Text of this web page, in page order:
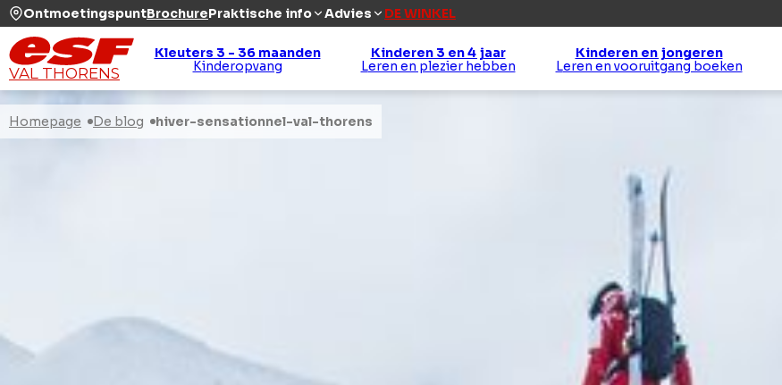
Brochure
Ontmoetingspunt Praktische info Advies DE WINKEL
VAL THORENS
Kleuters 3 - 36 maanden
Kinderopvang
Kinderen 3 en 4 jaar
Leren en plezier hebben
Kinderen en jongeren
Leren en vooruitgang boeken
Homepage De blog hiver-sensationnel-val-thorens